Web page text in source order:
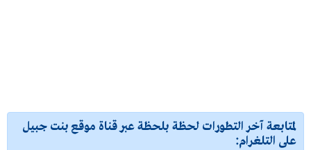
لمتابعة آخر التطورات لحظة بلحظة عبر قناة موقع بنت جبيل
على التلغرام: